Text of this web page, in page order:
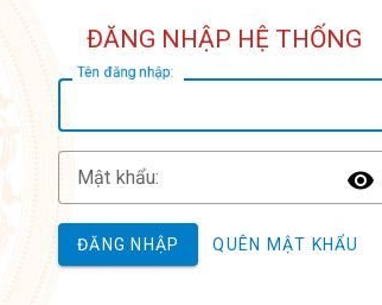
ĐĂNG NHẬP HỆ THỐNG
Tên đăng nhập:
Mật khẩu:
ĐĂNG NHẬP QUÊN MẬT KHẨU